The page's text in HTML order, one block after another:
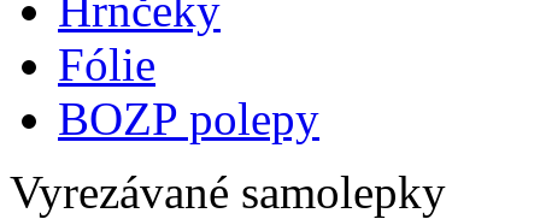
Fólie
BOZP polepy
Vyrezávané samolepky